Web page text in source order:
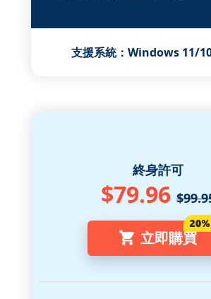
支援系統：Windows 11/
終身許可
$79.96
立即購買